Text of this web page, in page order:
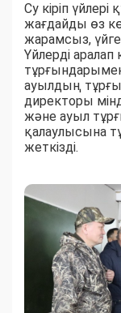
Су кіріп
жағдайды өз
жарамсыз, үйге
Үйлерді аралап
ауылдың
директоры
және ауыл
қалаулысына
жеткізді.